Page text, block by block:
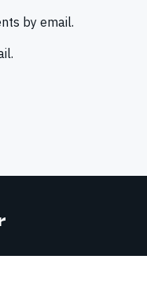
by email.